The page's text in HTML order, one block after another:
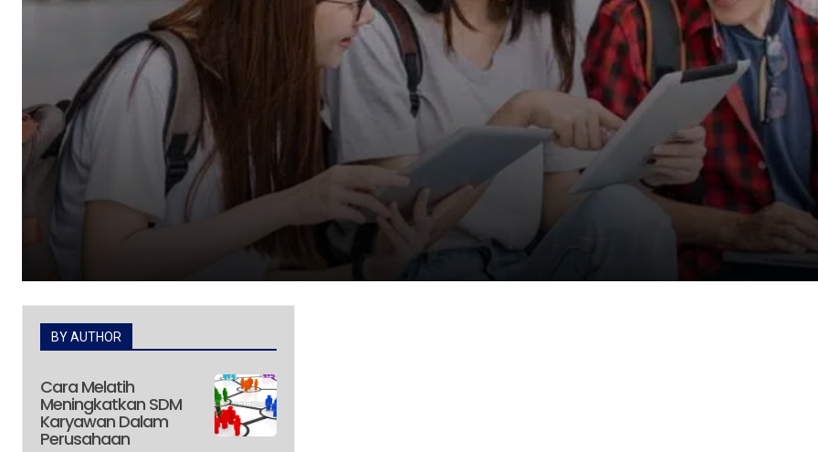
BY AUTHOR
Cara Melatih
Meningkatkan SDM
Karyawan Dalam
Perusahaan